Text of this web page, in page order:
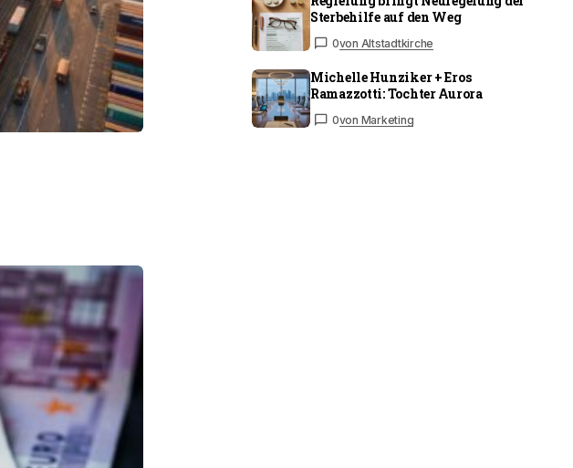
Sterbehilfe auf den Weg
0von Altstadtkirche
Michelle Hunziker + Eros
Ramazzotti: Tochter Aurora
0von Marketing